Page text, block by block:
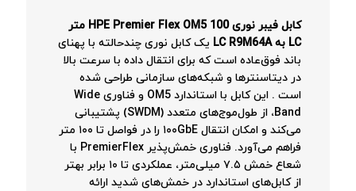
کابل فیبر نوری HPE Premier Flex OM5 100 متر
LC به LC R9M64A
یک کابل نوری چندحالته با پهنای
باند فوق‌عاده است که برای انتقال داده با سرعت بالا
در دیتاسنترها و شبکه‌های سازمانی طراحی شده
است
. این کابل با استاندارد OM5 و فناوری Wide
Band، از طول‌موج‌های متعدد (SWDM) پشتیبانی
می‌کند و امکان انتقال ۱۰۰GbE را در فواصل تا ۱۰۰ متر
فراهم می‌آورد. فناوری خمش‌پذیر PremierFlex با
شعاع خمش ۷.۵ میلی‌متر، عملکردی تا ۱۰ برابر بهتر
از کابل‌های استاندارد در خمش‌های شدید ارائه